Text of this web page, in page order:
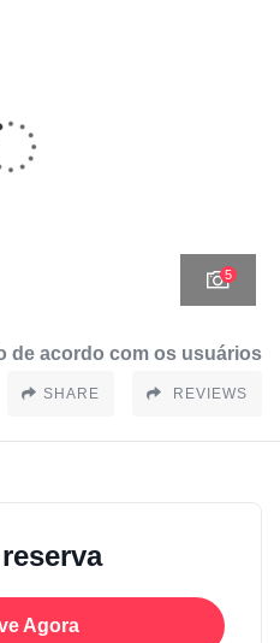
5
de acordo com os usuários
SHARE REVIEWS
Agora